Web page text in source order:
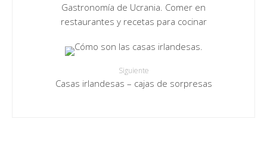
Gastronomía de Ucrania. Comer en
restaurantes y recetas para cocinar
Siguiente
Casas irlandesas – cajas de sorpresas